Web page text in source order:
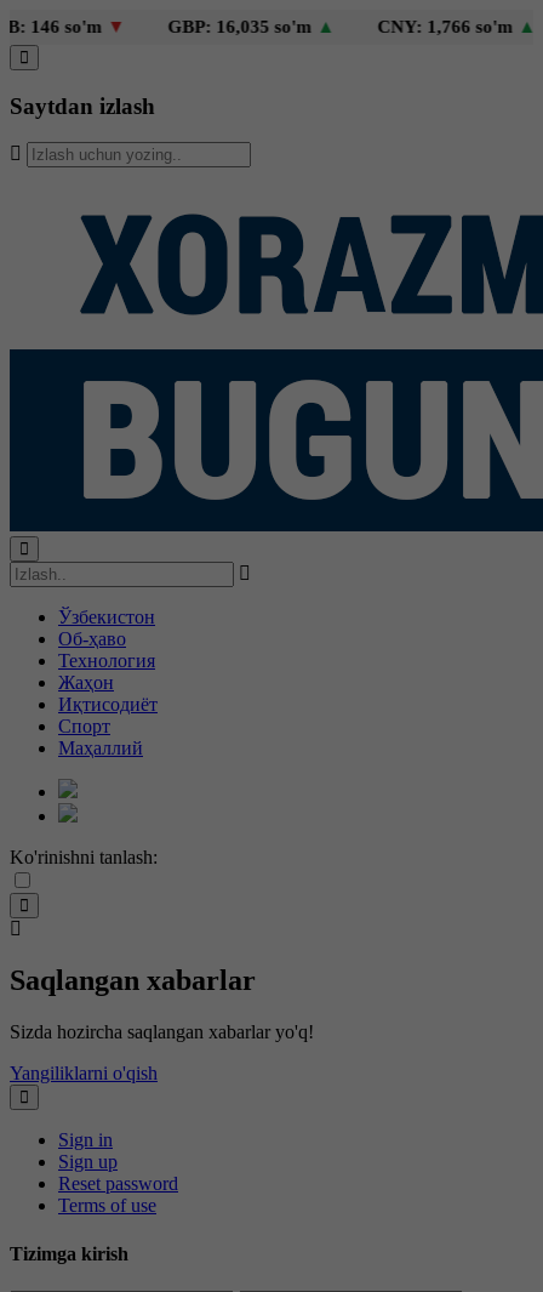
so'm▼ GBP: 16,035 so'm▲ CNY: 1,766 so'm▲
Saytdan izlash
Ўзбекистон
Об-ҳаво
Технология
Жаҳон
Иқтисодиёт
Спорт
Маҳаллий
Ko'rinishni tanlash:
Saqlangan xabarlar
Sizda hozircha saqlangan xabarlar yo'q!
Yangiliklarni o'qish
Sign in
Sign up
Reset password
Terms of use
Tizimga kirish